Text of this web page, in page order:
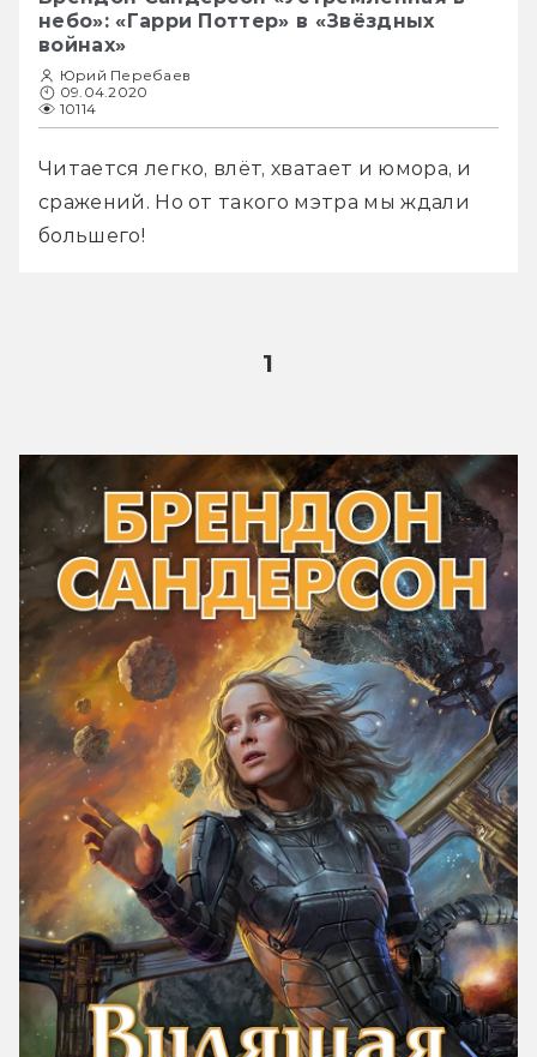
небо»: «Гарри Поттер» в «Звёздных
войнах»
Юрий Перебаев
09.04.2020
10114
Читается легко, влёт, хватает и юмора, и
сражений. Но от такого мэтра мы ждали
большего!
1